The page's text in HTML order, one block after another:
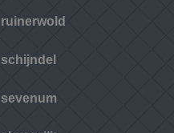
ruinerwold
schijndel
sevenum